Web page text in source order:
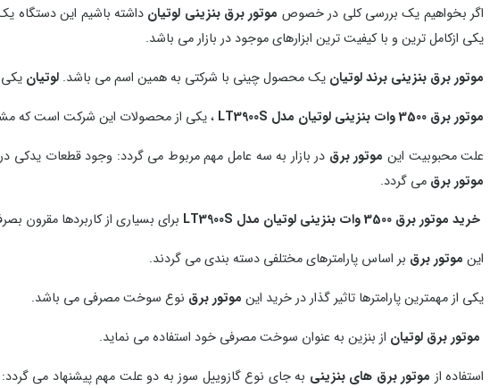
اگر بخواهیم یک بررسی کلی در خصوص موتور برق بنزینی لوتیان داشته باشیم این دستگاه
یکی ازکامل ترین و با کیفیت ترین ابزارهای موجود در بازار می باشد.
موتور برق بنزینی برند لوتیان یک محصول چینی با شرکتی به همین اسم می باشد. لوتیان یکی
موتور برق 3500 وات بنزینی لوتیان مدل LT3900S
، یکی از محصولات این شرکت است که
علت محبوبیت این موتور برق در بازار به سه عامل مهم مربوط می گردد: وجود قطعات یدکی
موتور برق می گردد.
خرید موتور برق 3500 وات بنزینی لوتیان مدل LT3900S
برای بسیاری از کاربردها مقرون
این موتور برق بر اساس پارامترهای مختلفی دسته بندی می گردند.
یکی از مهمترین پارامترها تاثیر گذار در خرید این موتور برق نوع سوخت مصرفی می باشد.
موتور برق لوتیان از بنزین به عنوان سوخت مصرفی خود استفاده می نماید.
استفاده از موتور برق های بنزینی به جای نوع گازوییل سوز به دو علت مهم پیشنهاد می گردد: